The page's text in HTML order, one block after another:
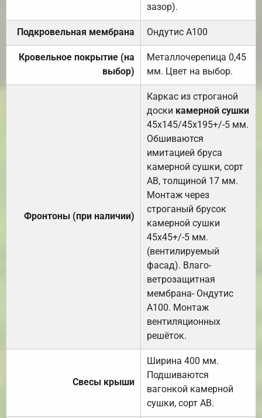
зазор).
Подкровельная мембрана Ондутис А100
Кровельное покрытие (на
выбор)
Металлочерепица 0,45
мм. Цвет на выбор.
Фронтоны (при наличии)
Каркас из строганой
доски камерной сушки
45х145/45х195+/-5 мм.
Обшиваются
имитацией бруса
камерной сушки, сорт
АВ, толщиной 17 мм.
Монтаж через
строганый брусок
камерной сушки
45х45+/-5 мм.
(вентилируемый
фасад). Влаго-
ветрозащитная
мембрана- Ондутис
А100. Монтаж
вентиляционных
решёток.
Свесы крыши
Ширина 400 мм.
Подшиваются
вагонкой камерной
сушки, сорт АВ.